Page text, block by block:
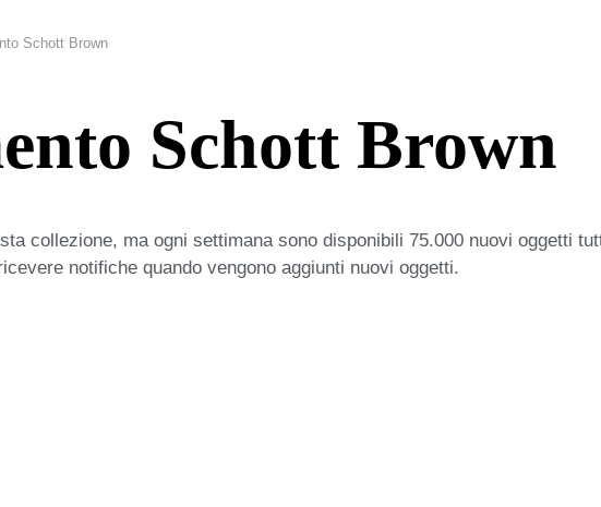
Schott Brown
Schott Brown
collezione, ma ogni settimana sono disponibili 75.000 nuovi oggetti
notifiche quando vengono aggiunti nuovi oggetti.